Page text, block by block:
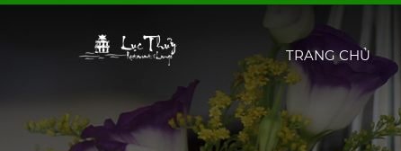
TRANG CHỦ